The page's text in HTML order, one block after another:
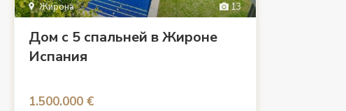
13
Жирона
Дом с 5 спальнeй в Жироне
Испания
1.500.000 €